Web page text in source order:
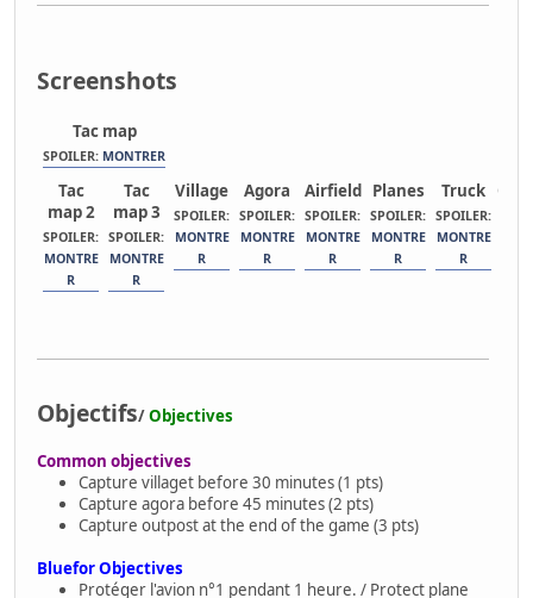
Screenshots
Tac map
SPOILER: MONTRER
Tac
map 2
SPOILER:
MONTRE
R
Tac
map 3
SPOILER:
MONTRE
R
Village
SPOILER:
MONTRE
R
Agora
SPOILER:
MONTRE
R
Airfield
SPOILER:
MONTRE
R
Planes
SPOILER:
MONTRE
R
Truck
SPOILER:
MONTRE
R
Objectifs/Objectives
Common objectives
Capture villaget before 30 minutes (1 pts)
Capture agora before 45 minutes (2 pts)
Capture outpost at the end of the game (3 pts)
Bluefor Objectives
Protéger l'avion n°1 pendant 1 heure. / Protect plane